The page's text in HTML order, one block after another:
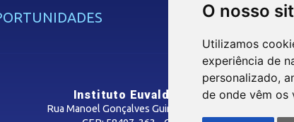
O nosso
Utilizamos
experiência de
personalizado,
de onde vêm os
Instituto Euvaldo Lodi - Paraíba
Rua Manoel Gonçalves Guimarães, 195 - José Pinheiro